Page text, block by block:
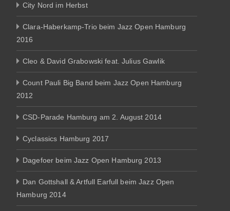
City Nord im Herbst
Clara-Haberkamp-Trio beim Jazz Open Hamburg
2016
Cleo & David Grabowski feat. Julius Gawlik
Count Pauli Big Band beim Jazz Open Hamburg
2012
CSD-Parade Hamburg am 2. August 2014
Cyclassics Hamburg 2017
Dagefoer beim Jazz Open Hamburg 2013
Dan Gottshall & Artfull Earfull beim Jazz Open
Hamburg 2014